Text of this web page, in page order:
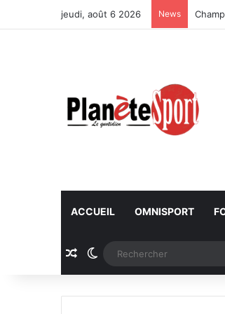
jeudi, août 6 2026 News
ACCUEIL OMNISPORT
Article Aléatoire
Switch skin